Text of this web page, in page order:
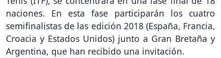
naciones. En esta fase participarán los cuatro
semifinalistas de las edición 2018 (España, Francia,
Croacia y Estados Unidos) junto a Gran Bretaña y
Argentina, que han recibido una invitación.